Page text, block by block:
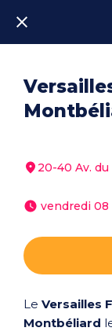
20-40 Av. du
vendredi 08
Le Versailles
Montbéliard